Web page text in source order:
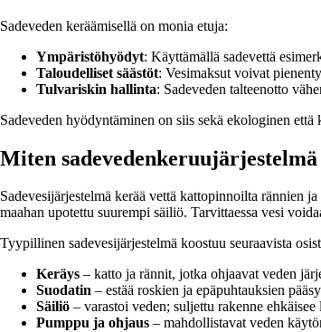
Sadeveden keräämisellä on monia etuja:
Ympäristöhyödyt: Käyttämällä sadevettä
Taloudelliset säästöt: Vesimaksut voivat
Tulvariskin hallinta: Sadeveden talteenotto
Sadeveden hyödyntäminen on siis sekä ekologinen
Miten
Sadevesijärjestelmä kerää vettä kattopinnoilta rännien
maahan upotettu suurempi säiliö. Tarvittaessa vesi
Tyypillinen sadevesijärjestelmä koostuu seuraavista
Keräys – katto ja rännit, jotka ohjaavat veden
Suodatin – estää roskien ja epäpuhtauksien
Säiliö – varastoi veden; suljettu rakenne
Pumppu ja ohjaus – mahdollistavat veden